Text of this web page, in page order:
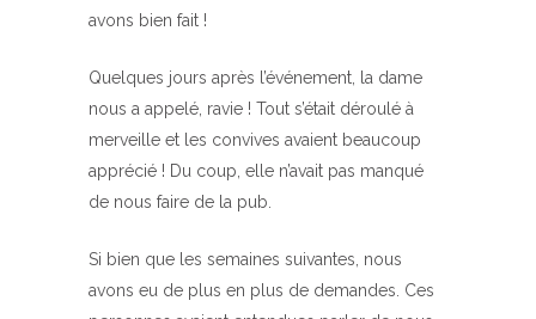
avons bien fait !
Quelques jours après l’événement, la dame
nous a appelé, ravie ! Tout s’était déroulé à
merveille et les convives avaient beaucoup
apprécié ! Du coup, elle n’avait pas manqué
de nous faire de la pub.
Si bien que les semaines suivantes, nous
avons eu de plus en plus de demandes. Ces